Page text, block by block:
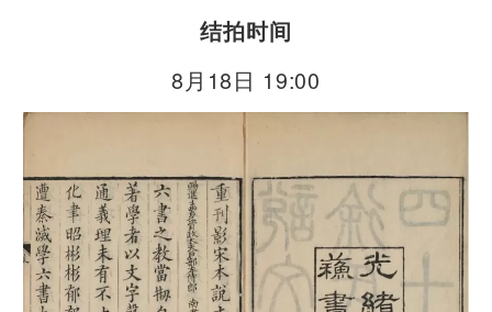
结拍时间
8月18日 19:00